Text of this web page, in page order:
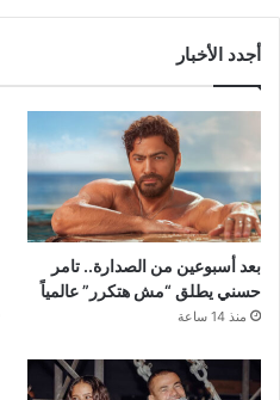
أجدد الأخبار
بعد أسبوعين من الصدارة.. تامر
حسني يطلق “مش هتكرر” عالمياً
منذ 14 ساعة